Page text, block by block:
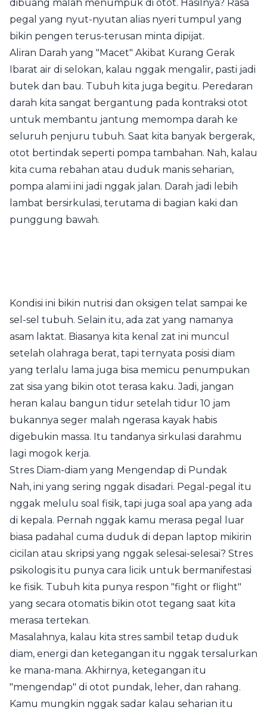
dibuang malah menumpuk di otot. Hasilnya? Rasa
pegal yang nyut-nyutan alias nyeri tumpul yang
bikin pengen terus-terusan minta dipijat.
Aliran Darah yang "Macet" Akibat Kurang Gerak
Ibarat air di selokan, kalau nggak mengalir, pasti jadi
butek dan bau. Tubuh kita juga begitu. Peredaran
darah kita sangat bergantung pada kontraksi otot
untuk membantu jantung memompa darah ke
seluruh penjuru tubuh. Saat kita banyak bergerak,
otot bertindak seperti pompa tambahan. Nah, kalau
kita cuma rebahan atau duduk manis seharian,
pompa alami ini jadi nggak jalan. Darah jadi lebih
lambat bersirkulasi, terutama di bagian kaki dan
punggung bawah.
Kondisi ini bikin nutrisi dan oksigen telat sampai ke
sel-sel tubuh. Selain itu, ada zat yang namanya
asam laktat. Biasanya kita kenal zat ini muncul
setelah olahraga berat, tapi ternyata posisi diam
yang terlalu lama juga bisa memicu penumpukan
zat sisa yang bikin otot terasa kaku. Jadi, jangan
heran kalau bangun tidur setelah tidur 10 jam
bukannya seger malah ngerasa kayak habis
digebukin massa. Itu tandanya sirkulasi darahmu
lagi mogok kerja.
Stres Diam-diam yang Mengendap di Pundak
Nah, ini yang sering nggak disadari. Pegal-pegal itu
nggak melulu soal fisik, tapi juga soal apa yang ada
di kepala. Pernah nggak kamu merasa pegal luar
biasa padahal cuma duduk di depan laptop mikirin
cicilan atau skripsi yang nggak selesai-selesai? Stres
psikologis itu punya cara licik untuk bermanifestasi
ke fisik. Tubuh kita punya respon "fight or flight"
yang secara otomatis bikin otot tegang saat kita
merasa tertekan.
Masalahnya, kalau kita stres sambil tetap duduk
diam, energi dan ketegangan itu nggak tersalurkan
ke mana-mana. Akhirnya, ketegangan itu
"mengendap" di otot pundak, leher, dan rahang.
Kamu mungkin nggak sadar kalau seharian itu